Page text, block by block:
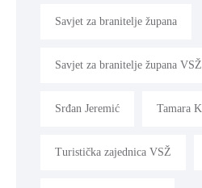
Savjet za branitelje župana
Savjet za branitelje župana VSŽ
Srđan Jeremić Tamara
Turistička zajednica VSŽ